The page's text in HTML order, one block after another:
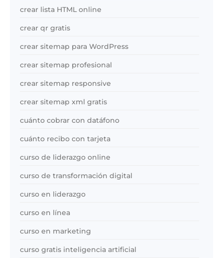
crear lista HTML online
crear qr gratis
crear sitemap para WordPress
crear sitemap profesional
crear sitemap responsive
crear sitemap xml gratis
cuánto cobrar con datáfono
cuánto recibo con tarjeta
curso de liderazgo online
curso de transformación digital
curso en liderazgo
curso en línea
curso en marketing
curso gratis inteligencia artificial